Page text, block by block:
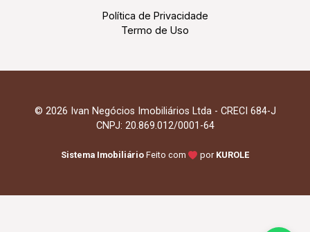
Política de Privacidade
Termo de Uso
© 2026 Ivan Negócios Imobiliários Ltda - CRECI 684-J
CNPJ: 20.869.012/0001-64
Sistema Imobiliário Feito com por KUROLE